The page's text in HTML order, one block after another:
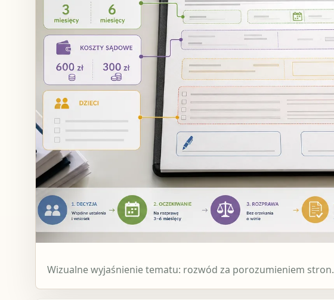
Wizualne wyjaśnienie tematu: rozwód za porozumieniem stron.